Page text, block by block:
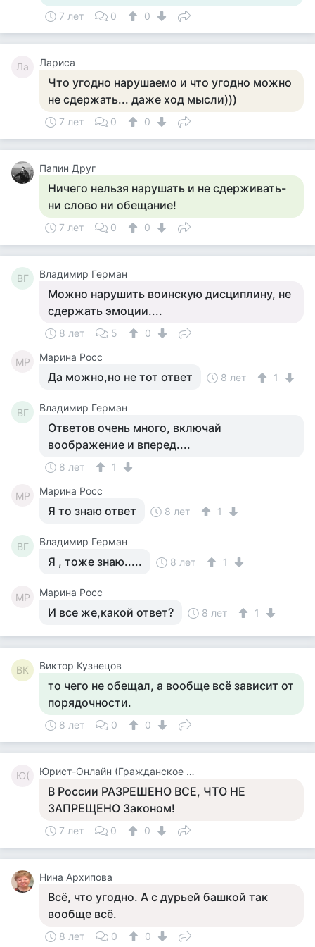
7 лет 0 0
Ла Лариса
Что угодно нарушаемо и что угодно можно
не сдержать... даже ход мысли)))
7 лет 0 0
Папин Друг
Ничего нельзя нарушать и не сдерживать-
ни слово ни обещание!
7 лет 0 0
ВГ Владимир Герман
Можно нарушить воинскую дисциплину, не
сдержать эмоции....
8 лет 5 0
МР Марина Росс
Да можно,но не тот ответ 8 лет 1
ВГ Владимир Герман
Ответов очень много, включай
воображение и вперед....
8 лет 1
МР Марина Росс
Я то знаю ответ 8 лет 1
ВГ Владимир Герман
Я , тоже знаю..... 8 лет 1
МР Марина Росс
И все же,какой ответ? 8 лет 1
ВК Виктор Кузнецов
то чего не обещал, а вообще всё зависит от
порядочности.
8 лет 0 0
Ю( Юрист-Онлайн (Гражданское Право)
В России РАЗРЕШЕНО ВСЕ, ЧТО НЕ
ЗАПРЕЩЕНО Законом!
7 лет 0 0
Нина Архипова
Всё, что угодно. А с дурьей башкой так
вообще всё.
8 лет 0 0